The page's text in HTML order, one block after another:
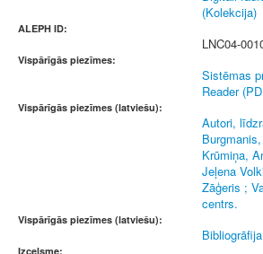
(Kolekcija)
ALEPH ID:
LNC04-
Vispārīgās piezīmes:
Sistēmas
Reader
Vispārīgās piezīmes (latviešu):
Autori,
Krūmiņa,
Jeļena
Zāģeris ;
centrs.
Vispārīgās piezīmes (latviešu):
Izcelsme: